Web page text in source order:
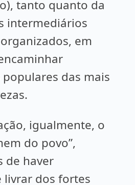
tanto quanto da
intermediários
em
das mais
igualmente, o
do povo”,
de haver
livrar dos fortes